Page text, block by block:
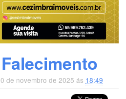
de novembro de 2025 ás 18:49